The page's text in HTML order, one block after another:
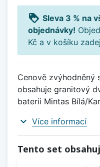
loyalty Sleva 3 % na
objednávky!
Kč a v košíku
Cenově zvýhodněný
obsahuje granitový
baterii Mintas Bílá/
expand_more Více informací
Tento set